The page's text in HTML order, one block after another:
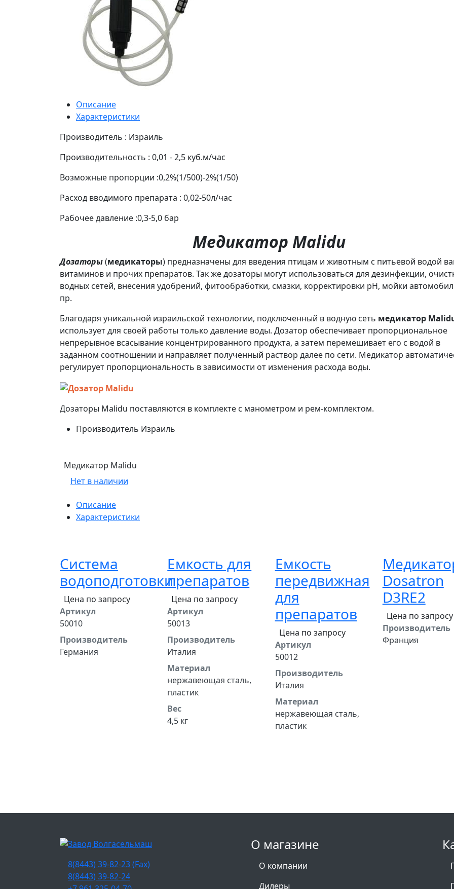
Описание
Характеристики
Производитель : Израиль
Производительность : 0,01 - 2,5 куб.м/час
Возможные пропорции :0,2%(1/500)-2%(1/50)
Расход вводимого препарата : 0,02-50л/час
Рабочее давление :0,3-5,0 бар
Медикатор Malidu
Дозаторы(медикаторы) предназначены для введения птицам и животным с питьевой водой
витаминов и прочих препаратов. Так же дозаторы могут использоваться для дезинфекции,
водных сетей, внесения удобрений, фитообработки, смазки, корректировки pН, мойки
пр.
Благодаря уникальной израильской технологии, подключенный в водную сеть медикатор
использует для своей работы только давление воды. Дозатор обеспечивает пропорциональное
непрерывное всасывание концентрированного продукта, а затем перемешивает его с водой в
заданном соотношении и направляет полученный раствор далее по сети. Медикатор
регулирует пропорциональность в зависимости от изменения расхода воды.
Дозаторы Malidu поставляются в комплекте с манометром и рем-комплектом.
Производитель Израиль
Медикатор Malidu
Нет в наличии
Описание
Характеристики
Система
водоподготовки
Цена по запросу
Артикул
50010
Производитель
Германия
Емкость для
препаратов
Цена по запросу
Артикул
50013
Производитель
Италия
Материал
нержавеющая сталь,
пластик
Вес
4,5 кг
Емкость
передвижная
для
препаратов
Цена по запросу
Артикул
50012
Производитель
Италия
Материал
нержавеющая сталь,
пластик
Dosatron
D3RE2
Цена по запросу
Производитель
Франция
О магазине
О компании
Дилеры
8(8443) 39-82-23 (Fax)
8(8443) 39-82-24